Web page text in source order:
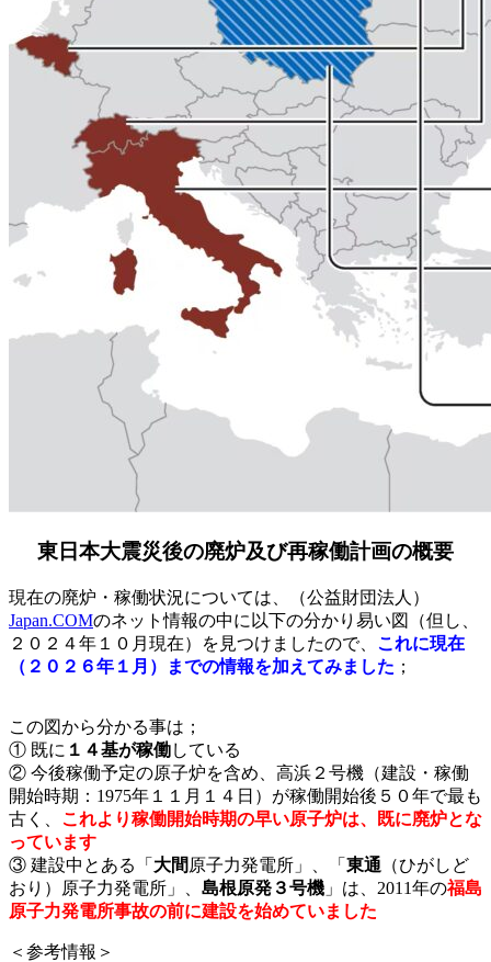
東日本大震災後の廃炉及び再稼働計画の概要
現在の廃炉・稼働状況については、（公益財団法人）
Japan.COMのネット情報の中に以下の分かり易い図（但し、
２０２４年１０月現在）を見つけましたので、 これに現在
（２０２６年１月）までの情報を加えてみました ；
この図から分かる事は；
① 既に １４基が稼働している
② 今後稼働予定の原子炉を含め、高浜２号機（建設・稼働
開始時期：1975年１１月１４日）が稼働開始後５０年で最も
古く、 これより稼働開始時期の早い原子炉は、既に廃炉とな
っています
③ 建設中とある「 大間 原子力発電所」、「 東通 （ひがしど
おり）原子力発電所」、 島根原発３号機 」は、2011年の福島
原子力発電所事故の前に建設を始めていました
＜参考情報＞